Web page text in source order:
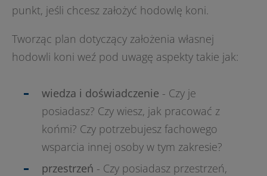
punkt, jeśli chcesz założyć hodowlę koni.
Tworząc plan dotyczący założenia własnej
hodowli koni weź pod uwagę aspekty takie jak:
wiedza i doświadczenie - Czy je
posiadasz? Czy wiesz, jak pracować z
końmi? Czy potrzebujesz fachowego
wsparcia innej osoby w tym zakresie?
przestrzeń - Czy posiadasz przestrzeń,